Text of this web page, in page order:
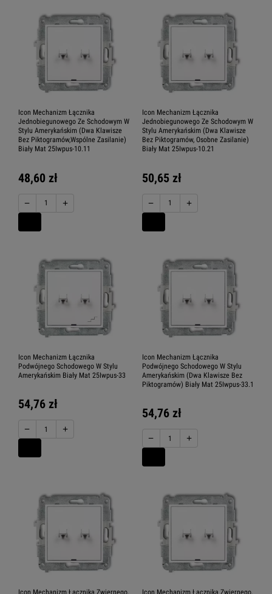
Icon Mechanizm Łącznika
Jednobiegunowego Ze Schodowym W
Stylu Amerykańskim (Dwa Klawisze
Bez Piktogramów,Wspólne Zasilanie)
Biały Mat 25Iwpus-10.11
48,60 zł
− +
Icon Mechanizm Łącznika
Jednobiegunowego Ze Schodowym W
Stylu Amerykańskim (Dwa Klawisze
Bez Piktogramów, Osobne Zasilanie)
Biały Mat 25Iwpus-10.21
50,65 zł
− +
Icon Mechanizm Łącznika
Podwójnego Schodowego W Stylu
Amerykańskim Biały Mat 25Iwpus-33
54,76 zł
− +
Icon Mechanizm Łącznika
Podwójnego Schodowego W Stylu
Amerykańskim (Dwa Klawisze Bez
Piktogramów) Biały Mat 25Iwpus-33.1
54,76 zł
− +